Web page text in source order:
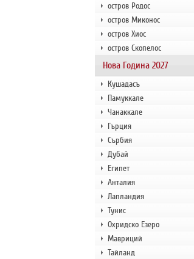
остров Родос
остров Миконос
остров Хиос
остров Скопелос
Нова Година 2027
Кушадасъ
Памуккале
Чанаккале
Гърция
Сърбия
Дубай
Египет
Анталия
Лапландия
Тунис
Охридско Езеро
Мавриций
Тайланд